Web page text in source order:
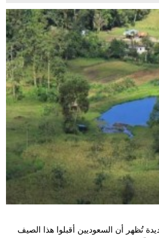
تُظهر أن السعوديين أقبلوا هذا الصيف